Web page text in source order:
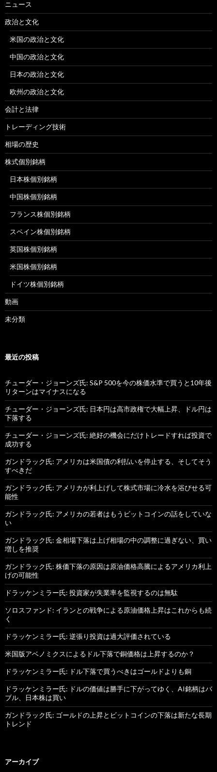
ニュース
政治と文化
米国の政治と文化
中国の政治と文化
日本の政治と文化
欧州の政治と文化
会計と法律
トレーディング技術
相場の歴史
株式個別銘柄
日本株個別銘柄
中国株個別銘柄
フランス株個別銘柄
スペイン株個別銘柄
英国株個別銘柄
米国株個別銘柄
ドイツ株個別銘柄
動画
未分類
最近の投稿
チューダー・ジョーンズ氏: S&P 500を今の株価水準で買うと10年後
リターンはマイナスになる
チューダー・ジョーンズ氏: 日本円は高市政権で大幅上昇、ドル円は
下落する
チューダー・ジョーンズ氏: 絶好の機会にだけトレードすれば投資で
成功する
ガンドラック氏: アメリカは米国債の利払いを停止する、そしてそう
すべきだ
ガンドラック氏: アメリカが利上げして株式市場に冷水を浴びせる可
能性
ガンドラック氏: アメリカの若者はもうビットコインの話をしていな
い
ガンドラック氏: 金相場下落は上げ相場の中の調整に過ぎない、買い
増しを推奨
ガンドラック氏: 株価下落の原因は原油価格高騰によるアメリカ利上
げの可能性
ドラッケンミラー氏: 投資家が失業率を監視するのは無駄
ソロスファンド: イランとの戦争による原油価格上昇はこれからも続
く
ドラッケンミラー氏: 逆張り投資は過大評価されている
米国版アベノミクスによるドル下落で銅価格は上昇するのか？
ドラッケンミラー氏: ドル下落で買うべきはゴールドよりも銅
ドラッケンミラー氏: ドルの価値は勝手に下がってゆく、AI銘柄はバ
ブル、日本株は買い
ガンドラック氏: ゴールドの上昇とビットコインの下落は新たな長期
トレンド
アーカイブ